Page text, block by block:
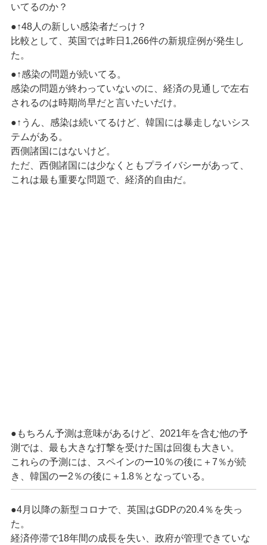
いてるのか？
●↑48人の新しい感染者だっけ？
比較として、英国では昨日1,266件の新規症例が発生し
た。
●↑感染の問題が続いてる。
感染の問題が終わっていないのに、経済の見通しで左右
されるのは時期尚早だと言いたいだけ。
●↑うん、感染は続いてるけど、韓国には暴走しないシス
テムがある。
西側諸国にはないけど。
ただ、西側諸国には少なくともプライバシーがあって、
これは最も重要な問題で、経済的自由だ。
●もちろん予測は意味があるけど、2021年を含む他の予
測では、最も大きな打撃を受けた国は回復も大きい。
これらの予測には、スペインのー10％の後に＋7％が続
き、韓国のー2％の後に＋1.8％となっている。
●4月以降の新型コロナで、英国はGDPの20.4％を失っ
た。
経済停滞で18年間の成長を失い、政府が管理できていな